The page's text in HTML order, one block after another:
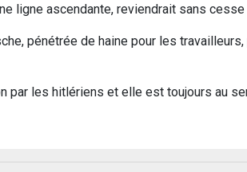
ligne ascendante, reviendrait sans
pénétrée de haine pour les
par les hitlériens et elle est toujours au